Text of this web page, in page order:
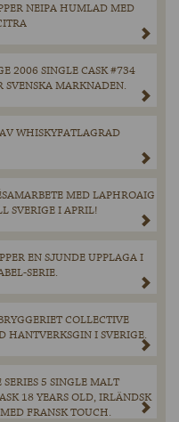
NEIPA HUMLAD MED
2006 SINGLE CASK #734
SVENSKA MARKNADEN.
WHISKYFATLAGRAD
MED LAPHROAIG
SVERIGE I APRIL!
EN SJUNDE UPPLAGA I
SERIE.
COLLECTIVE
HANTVERKSGIN I SVERIGE.
5 SINGLE MALT
18 YEARS OLD, IRLÄNDSK
FRANSK TOUCH.